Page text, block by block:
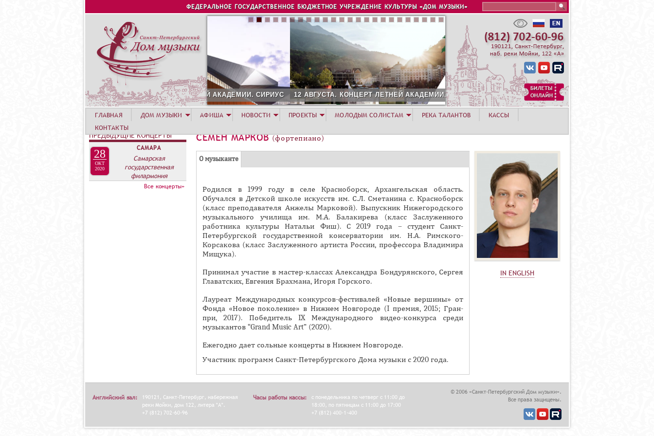
Jump to navigation
ФЕДЕРАЛЬНОЕ ГОСУДАРСТВЕННОЕ БЮДЖЕТНОЕ УЧРЕЖДЕНИЕ КУЛЬТУРЫ «ДОМ МУЗЫКИ»
КОНЦЕРТ УЧАСТНИКОВ ЛЕТНЕЙ АКАДЕМИИ. СИРИУС 12 АВГУСТА. КОНЦЕРТ ЛЕТНЕЙ АКАДЕМИИ. РОЗА ХУТОР
СЕМЁН МАРКОВ(фортепиано)
Г
Д
И
О
Л
Н
И
Т
О музыканте(
а
т
и
в
н
а
к
л
а
д
к
)
Родился в 1999 году в селе Красноборск, Архангельская область.
Обучался в Детской школе искусств им. С.Л. Сметанина с. Красноборск
(класс преподавателя Анжелы Марковой). Выпускник Нижегородского
музыкального училища им. М.А. Балакирева (класс Заслуженного
работника культуры Натальи Фиш). С 2019 года – студент Санкт-
Петербургской государственной консерватории им. Н.А. Римского-
Корсакова (класс Заслуженного артиста России, профессора Владимира
Мищука).
Принимал участие в мастер-классах Александра Бондурянского, Сергея
Главатских, Евгения Брахмана, Игоря Горского.
Лауреат Международных конкурсов-фестивалей «Новые вершины» от
Фонда «Новое поколение» в Нижнем Новгороде (I премия, 2015; Гран-
при, 2017). Победитель IX Международного видео-конкурса среди
музыкантов “Grand Music Art” (2020).
Ежегодно дает сольные концерты в Нижнем Новгороде.
Участник программ Санкт-Петербургского Дома музыки с 2020 года.
IN ENGLISH
ГЛАВНАЯ ДОМ МУЗЫКИ АФИША НОВОСТИ ПРОЕКТЫ МОЛОДЫМ СОЛИСТАМ РЕКА ТАЛАНТОВ
КАССЫ
КОНТАКТЫ
ПРЕДЫДУЩИЕ КОНЦЕРТЫ
28
ОКТ
2020
САМАРА
Самарская
государственная
филармония
Все концерты»
Английский зал:
190121, Санкт-Петербург, набережная
реки Мойки, дом 122, литера "А".
+7 (812) 702-60-96
Часы работы кассы:
с понедельника по четверг с 11:00 до
18:00, по пятницам с 11:00 до 17:00
+7 (812) 400-1-400
© 2006 «Санкт-Петербургский Дом музыки».
Все права защищены.